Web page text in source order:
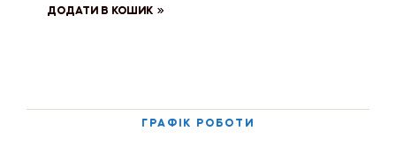
ДОДАТИ В КОШИК
ГРАФІК РОБОТИ